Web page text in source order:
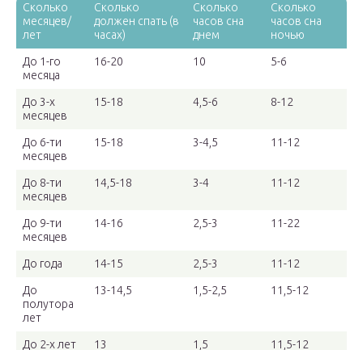
Сколько
месяцев/
лет
Сколько
должен спать (в
часах)
Сколько
часов сна
днем
Сколько
часов сна
ночью
До 1-го
месяца
16-20 10 5-6
До 3-х
месяцев
15-18 4,5-6 8-12
До 6-ти
месяцев
15-18 3-4,5 11-12
До 8-ти
месяцев
14,5-18 3-4 11-12
До 9-ти
месяцев
14-16 2,5-3 11-22
До года 14-15 2,5-3 11-12
До
полутора
лет
13-14,5 1,5-2,5 11,5-12
До 2-х лет 13 1,5 11,5-12